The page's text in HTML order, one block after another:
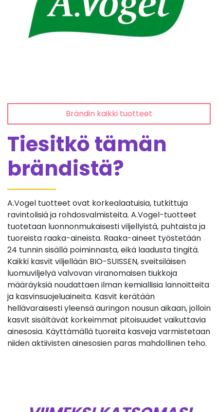
Brändin kaikki tuotteet
Tiesitkö tämän
brändistä?
A.Vogel tuotteet ovat korkealaatuisia, tutkittuja
ravintolisiä ja rohdosvalmisteita. A.Vogel-tuotteet
tuotetaan luonnonmukaisesti viljellyistä, puhtaista ja
tuoreista raaka-aineista. Raaka-aineet työstetään
24 tunnin sisällä poiminnasta, eikä laadusta tingitä.
Kaikki kasvit viljellään BIO-SUISSEN, sveitsiläisen
luomuviljelyä valvovan viranomaisen tiukkoja
määräyksiä noudattaen ilman kemiallisia lannoitteita
ja kasvinsuojeluaineita. Kasvit kerätään
hellävaraisesti yleensä auringon nousun aikaan, jolloin
kasvit sisältävät korkeimmat pitoisuudet vaikuttavia
ainesosia. Käyttämällä tuoreita kasveja varmistetaan
niiden aktiivisten ainesosien paras mahdollinen teho.